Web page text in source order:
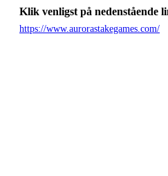
Klik venligst på nedenstående
https://www.aurorastakegames.com/